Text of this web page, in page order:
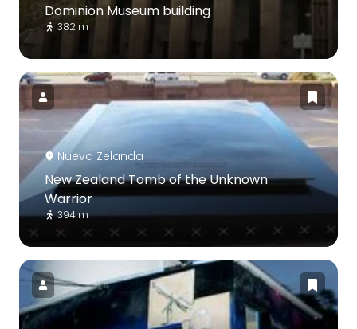
Dominion Museum building
382 m
Nueva Zelanda
New Zealand Tomb of the Unknown
Warrior
394 m